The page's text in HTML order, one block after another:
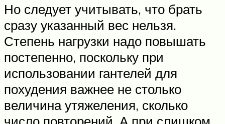
Но следует учитывать, что брать
сразу указанный вес нельзя.
Степень нагрузки надо повышать
постепенно, поскольку при
использовании гантелей для
похудения важнее не столько
величина утяжеления, сколько